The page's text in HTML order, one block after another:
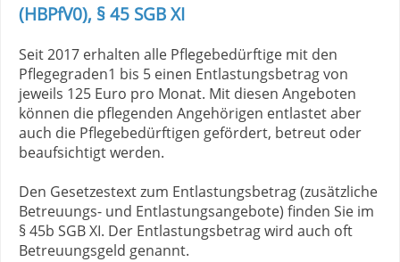
(HBPfV0), § 45 SGB XI
Seit 2017 erhalten alle Pflegebedürftige mit den
Pflegegraden1 bis 5 einen Entlastungsbetrag von
jeweils 125 Euro pro Monat. Mit diesen Angeboten
können die pflegenden Angehörigen entlastet aber
auch die Pflegebedürftigen gefördert, betreut oder
beaufsichtigt werden.
Den Gesetzestext zum Entlastungsbetrag (zusätzliche
Betreuungs- und Entlastungsangebote) finden Sie im
§ 45b SGB XI. Der Entlastungsbetrag wird auch oft
Betreuungsgeld genannt.